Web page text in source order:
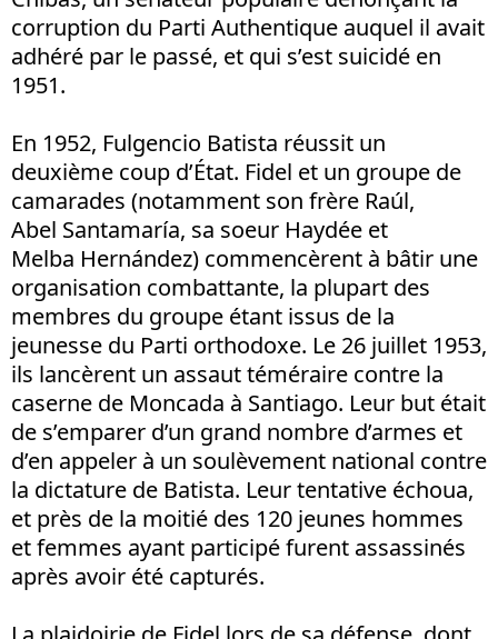
corruption du Parti Authentique auquel il avait
adhéré par le passé, et qui s’est suicidé en
1951.
En 1952, Fulgencio Batista réussit un
deuxième coup d’État. Fidel et un groupe de
camarades (notamment son frère Raúl,
Abel Santamaría, sa soeur Haydée et
Melba Hernández) commencèrent à bâtir une
organisation combattante, la plupart des
membres du groupe étant issus de la
jeunesse du Parti orthodoxe. Le 26 juillet 1953,
ils lancèrent un assaut téméraire contre la
caserne de Moncada à Santiago. Leur but était
de s’emparer d’un grand nombre d’armes et
d’en appeler à un soulèvement national contre
la dictature de Batista. Leur tentative échoua,
et près de la moitié des 120 jeunes hommes
et femmes ayant participé furent assassinés
après avoir été capturés.